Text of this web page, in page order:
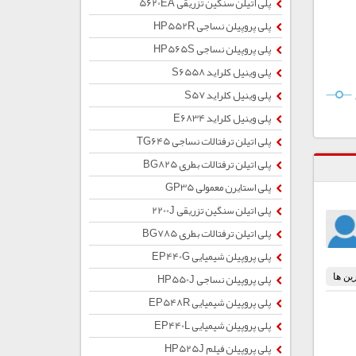
پلی پروپیلن نساجی HP552R
پلی پروپیلن نساجی HP565S
پلی وینیل کلراید S6558
پلی وینیل کلراید S57
پلی وینیل کلراید E6834
پلی اتیلن ترفتالات نساجی TG645
پلی اتیلن ترفتالات بطری BG825
پلی استایرن معمولی GP35
پلی اتیلن سنگین تزریقی 2200J
پلی اتیلن ترفتالات بطری BG785
پلی پروپیلن شیمیایی EP440G
پلی پروپیلن نساجی HP550J
پلی پروپیلن شیمیایی EP548R
پلی پروپیلن شیمیایی EP440L
پلی پروپیلن فیلم HP525J